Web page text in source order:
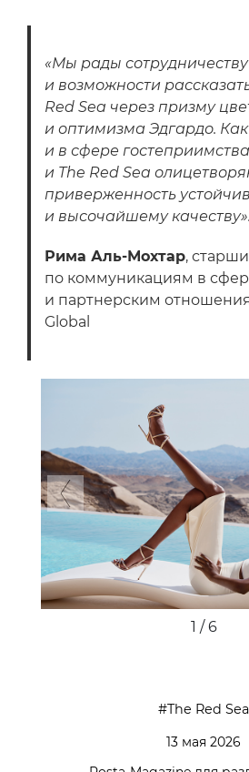
«Мы рады
и возможности
Red Sea через призму
и оптимизма Эдгардо.
и в сфере
и The Red Sea
приверженность
и высочайшему качеству».
Рима Аль-Мохтар,
по коммуникациям в
и партнерским
Global
Previous
1 / 6
The Red Sea
13 мая 2026